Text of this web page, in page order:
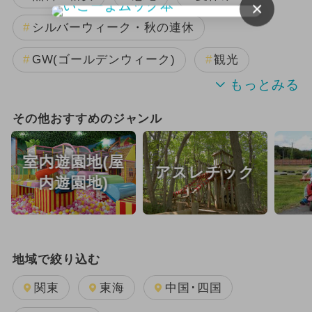
シルバーウィーク・秋の連休
GW(ゴールデンウィーク) 観光
夏休み（観光）
2024年オープン 日帰り 花火
自由研究 2025年8月のイベント
キャラクター 水遊び
潮干狩り 春休み
夏休み（涼しい） 涼しい
その他おすすめのジャンル
室内遊園地(屋
内遊園地)
アスレチック
地域で絞り込む
関東 東海 中国･四国
×